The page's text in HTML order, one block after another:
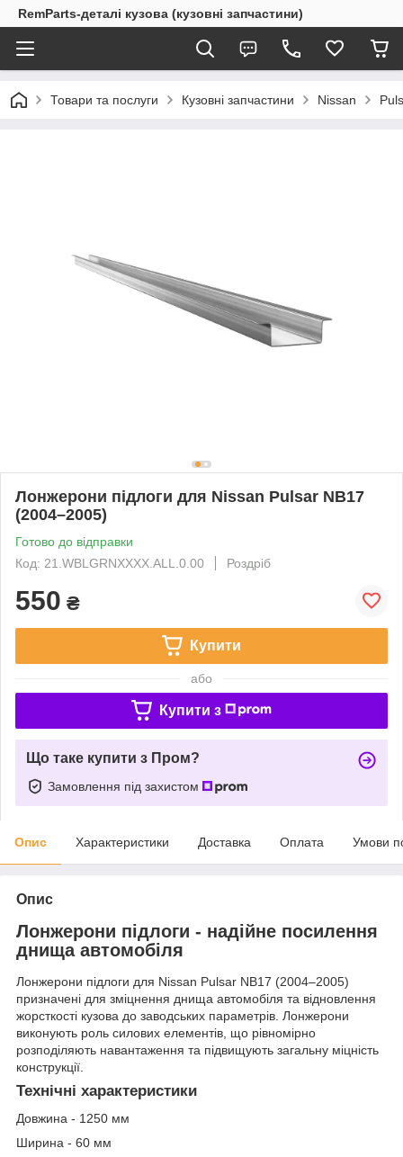
RemParts-деталі кузова (кузовні запчастини)
Товари та послуги Кузовні запчастини Nissan
Лонжерони підлоги для Nissan Pulsar NB17
(2004–2005)
Готово до відправки
Код: 21.WBLGRNXXXX.ALL.0.00
Роздріб
550 ₴
Купити
або
Купити з
Що таке купити з Пром?
Замовлення під захистом
Опис Характеристики Доставка Оплата Умови
Опис
Лонжерони підлоги - надійне посилення
днища автомобіля
Лонжерони підлоги для Nissan Pulsar NB17 (2004–2005)
призначені для зміцнення днища автомобіля та відновлення
жорсткості кузова до заводських параметрів. Лонжерони
виконують роль силових елементів, що рівномірно
розподіляють навантаження та підвищують загальну міцність
конструкції.
Технічні характеристики
Довжина - 1250 мм
Ширина - 60 мм